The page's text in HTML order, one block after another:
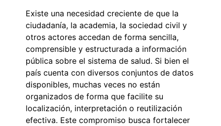
Existe una necesidad creciente de que la
ciudadanía, la academia, la sociedad civil y
otros actores accedan de forma sencilla,
comprensible y estructurada a información
pública sobre el sistema de salud. Si bien el
país cuenta con diversos conjuntos de datos
disponibles, muchas veces no están
organizados de forma que facilite su
localización, interpretación o reutilización
efectiva. Este compromiso busca fortalecer